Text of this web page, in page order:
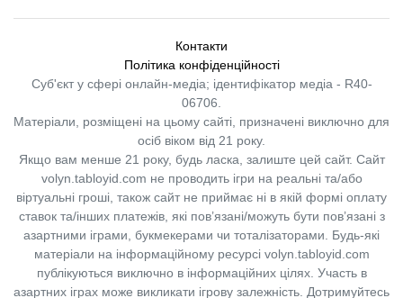
Контакти
Політика конфіденційності
Суб'єкт у сфері онлайн-медіа; ідентифікатор медіа - R40-
06706.
Матеріали, розміщені на цьому сайті, призначені виключно для
осіб віком від 21 року.
Якщо вам менше 21 року, будь ласка, залиште цей сайт. Сайт
volyn.tabloyid.com не проводить ігри на реальні та/або
віртуальні гроші, також сайт не приймає ні в якій формі оплату
ставок та/інших платежів, які пов’язані/можуть бути пов’язані з
азартними іграми, букмекерами чи тоталізаторами. Будь-які
матеріали на інформаційному ресурсі volyn.tabloyid.com
публікуються виключно в інформаційних цілях. Участь в
азартних іграх може викликати ігрову залежність. Дотримуйтесь